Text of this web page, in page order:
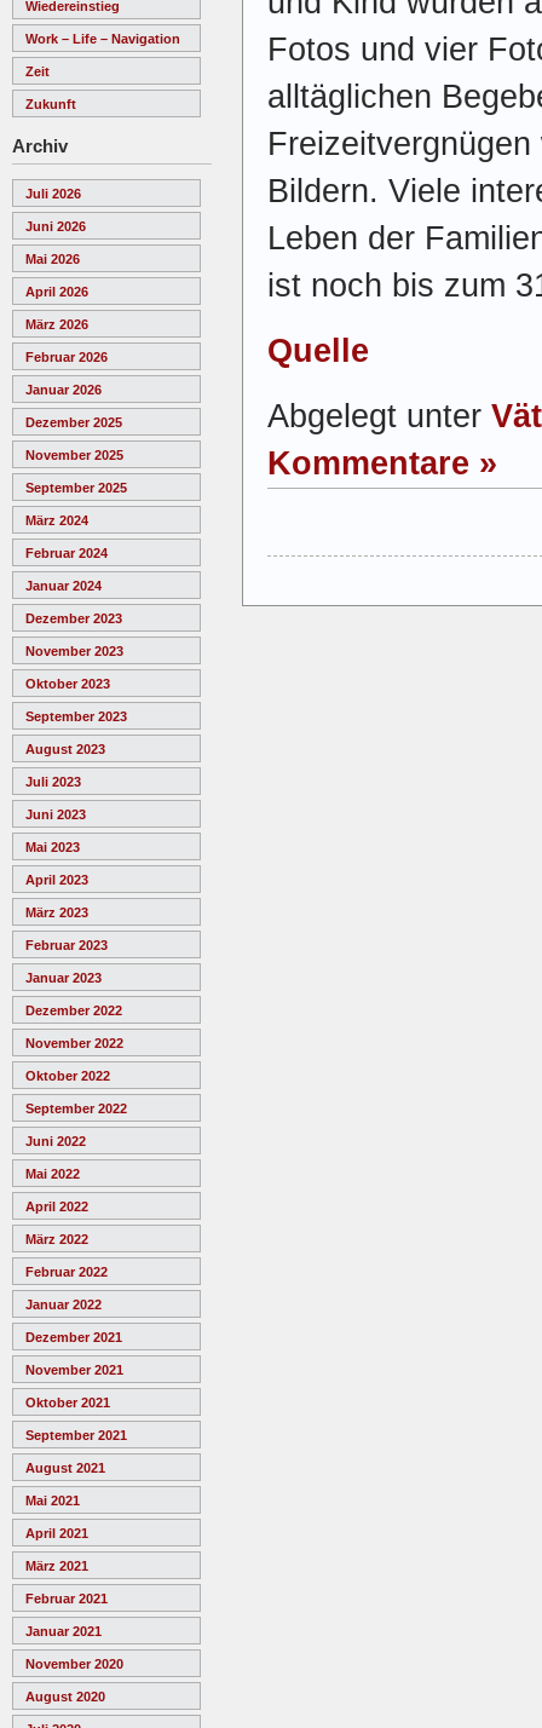
Wiedereinstieg
Work – Life – Navigation
Zeit
Zukunft
Archiv
Juli 2026
Juni 2026
Mai 2026
April 2026
März 2026
Februar 2026
Januar 2026
Dezember 2025
November 2025
September 2025
März 2024
Februar 2024
Januar 2024
Dezember 2023
November 2023
Oktober 2023
September 2023
August 2023
Juli 2023
Juni 2023
Mai 2023
April 2023
März 2023
Februar 2023
Januar 2023
Dezember 2022
November 2022
Oktober 2022
September 2022
Juni 2022
Mai 2022
April 2022
März 2022
Februar 2022
Januar 2022
Dezember 2021
November 2021
Oktober 2021
September 2021
August 2021
Mai 2021
April 2021
März 2021
Februar 2021
Januar 2021
November 2020
August 2020
Fotos und vier
alltäglichen
Bildern. Viele
Leben der
ist noch bis zum
Quelle
Abgelegt unter
Kommentare »